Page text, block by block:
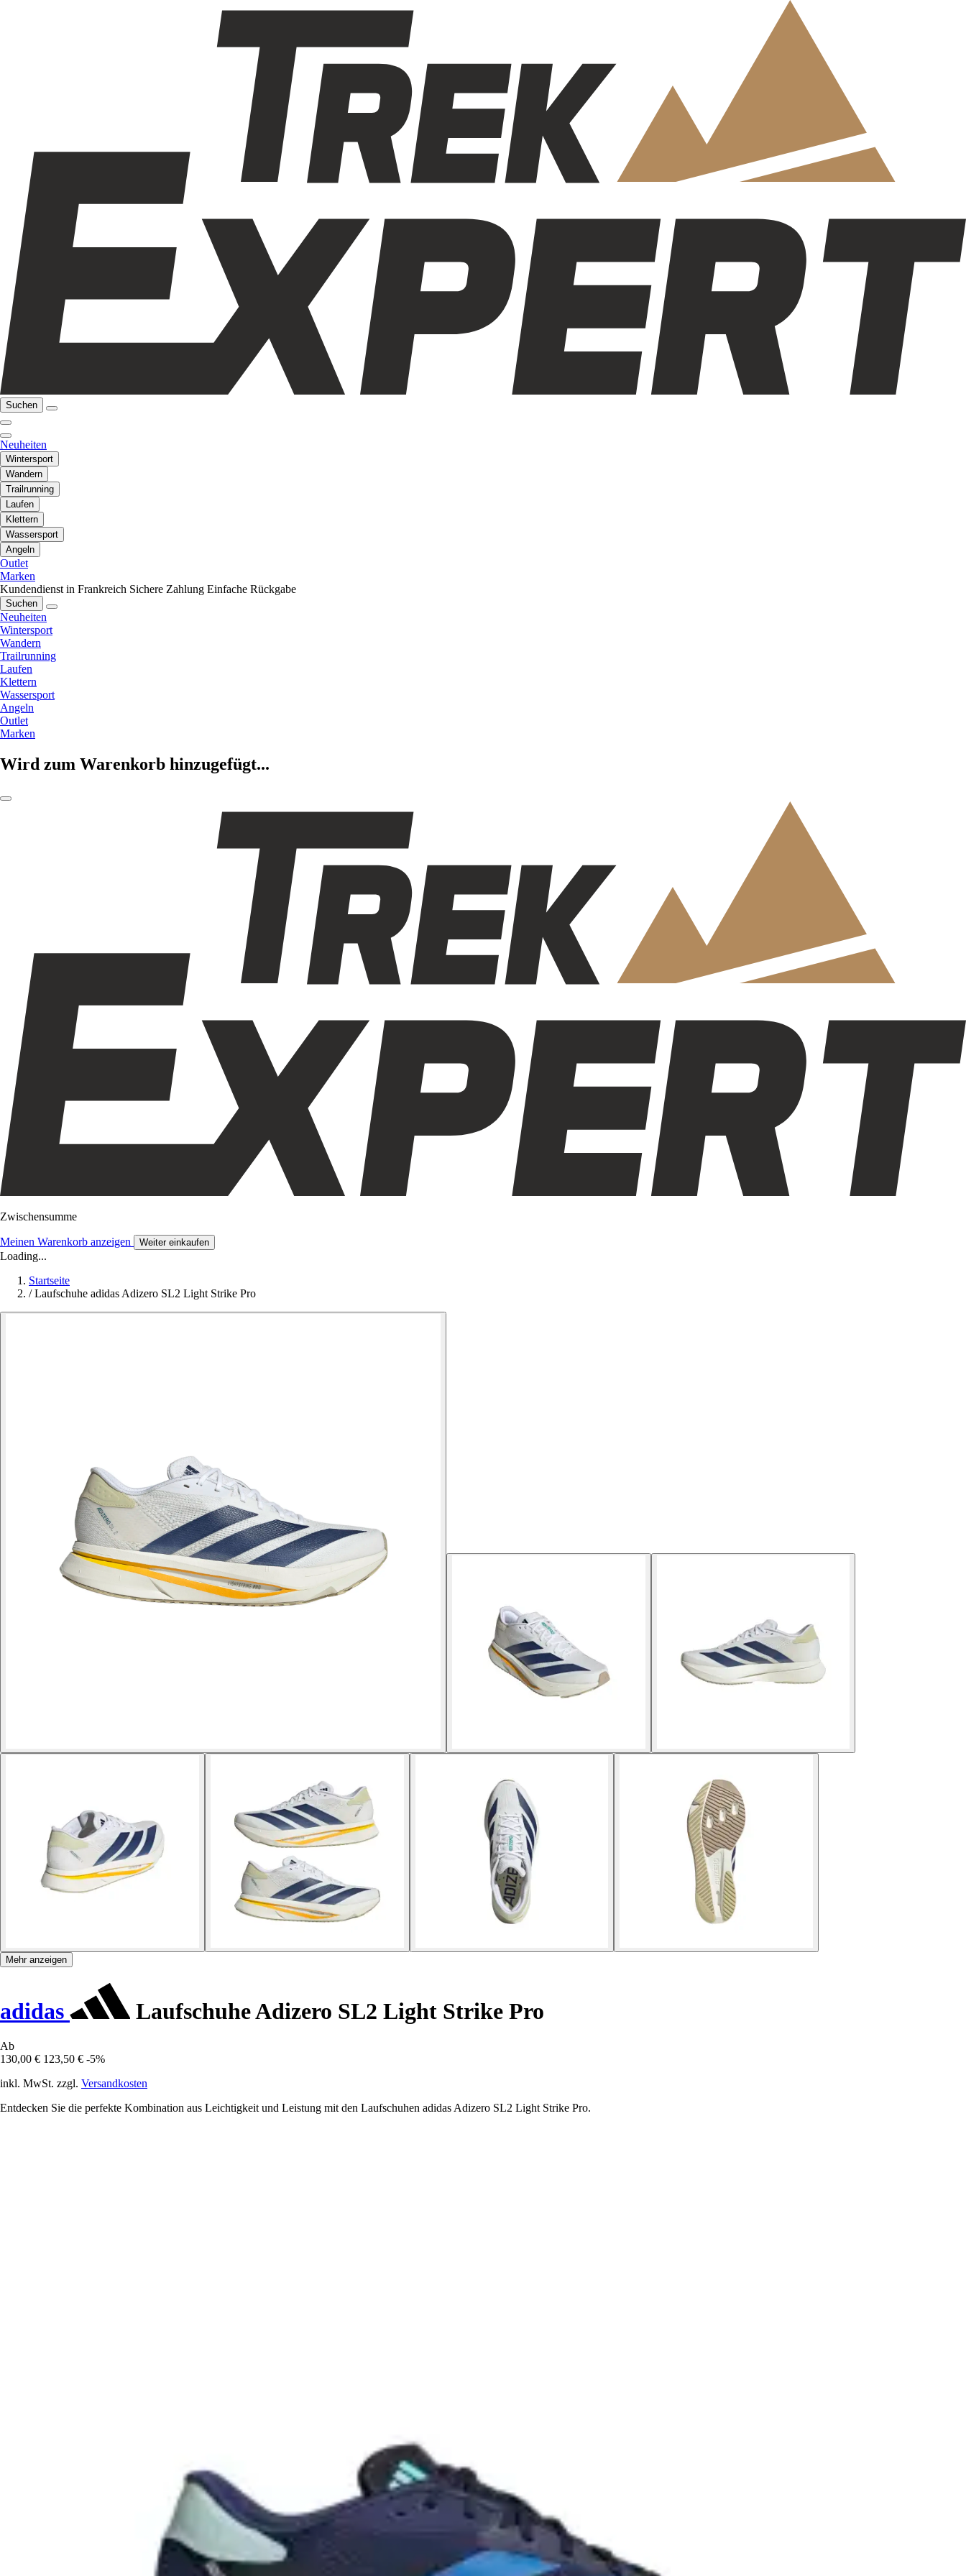
Suchen
Neuheiten
Wintersport
Wandern
Trailrunning
Laufen
Klettern
Wassersport
Angeln
Outlet
Marken
Kundendienst in Frankreich Sichere Zahlung Einfache Rückgabe
Suchen
Neuheiten
Wintersport
Wandern
Trailrunning
Laufen
Klettern
Wassersport
Angeln
Outlet
Marken
Wird zum Warenkorb hinzugefügt...
Zwischensumme
Meinen Warenkorb anzeigen Weiter einkaufen
Loading...
Startseite
/ Laufschuhe adidas Adizero SL2 Light Strike Pro
Mehr anzeigen
adidas Laufschuhe Adizero SL2 Light Strike Pro
Ab
130,00 € 123,50 € -5%
inkl. MwSt. zzgl. Versandkosten
Entdecken Sie die perfekte Kombination aus Leichtigkeit und Leistung mit den Laufschuhen adidas Adizero SL2 Light Strike Pro.